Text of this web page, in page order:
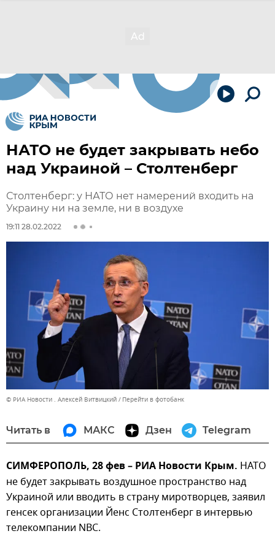
НАТО не будет закрывать небо
над Украиной – Столтенберг
Столтенберг: у НАТО нет намерений входить на
Украину ни на земле, ни в воздухе
19:11 28.02.2022
© РИА Новости . Алексей Витвицкий Перейти в фотобанк
Читать в МАКС Дзен Telegram
СИМФЕРОПОЛЬ, 28 фев – РИА Новости Крым. НАТО
не будет закрывать воздушное пространство над
Украиной или вводить в страну миротворцев, заявил
генсек организации Йенс Столтенберг в интервью
телекомпании NBC.